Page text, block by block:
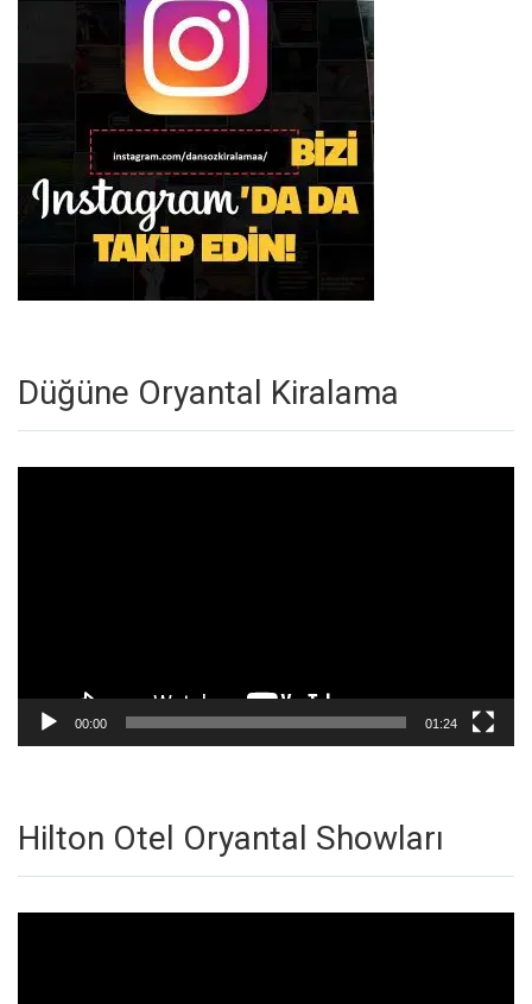
Düğüne Oryantal Kiralama
00:00 01:24
Hilton Otel Oryantal Showları